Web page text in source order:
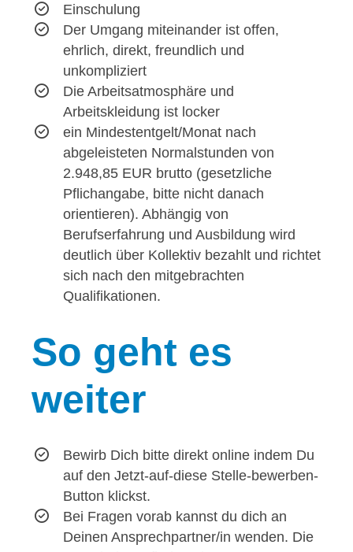
Einschulung
Der Umgang miteinander ist offen,
ehrlich, direkt, freundlich und
unkompliziert
Die Arbeitsatmosphäre und
Arbeitskleidung ist locker
ein Mindestentgelt/Monat nach
abgeleisteten Normalstunden von
2.948,85 EUR brutto (gesetzliche
Pflichangabe, bitte nicht danach
orientieren). Abhängig von
Berufserfahrung und Ausbildung wird
deutlich über Kollektiv bezahlt und richtet
sich nach den mitgebrachten
Qualifikationen.
So geht es
weiter
Bewirb Dich bitte direkt online indem Du
auf den Jetzt-auf-diese Stelle-bewerben-
Button klickst.
Bei Fragen vorab kannst du dich an
Deinen Ansprechpartner/in wenden. Die